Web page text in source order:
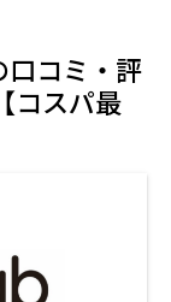
コミ・評
コスパ最